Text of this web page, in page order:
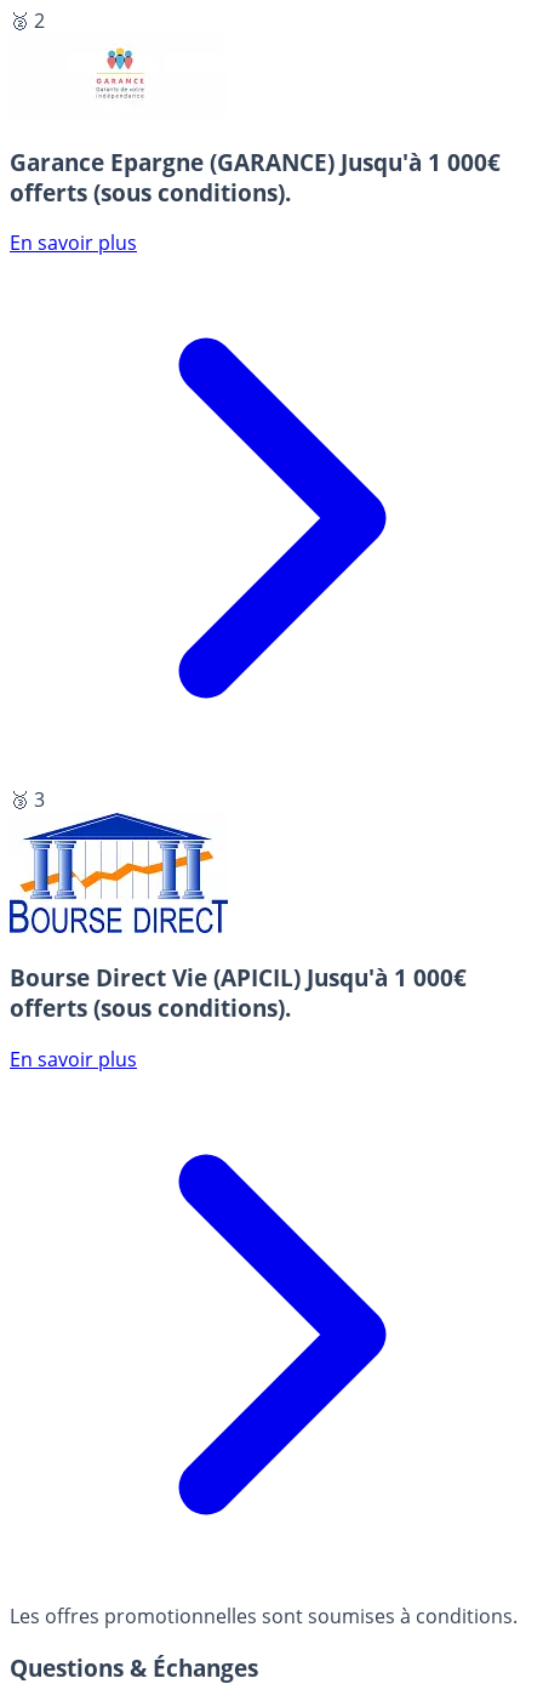
🥈 2
Garance Epargne (GARANCE) Jusqu'à 1 000€
offerts (sous conditions).
En savoir plus
🥉 3
Bourse Direct Vie (APICIL) Jusqu'à 1 000€
offerts (sous conditions).
En savoir plus
Les offres promotionnelles sont soumises à conditions.
Questions & Échanges